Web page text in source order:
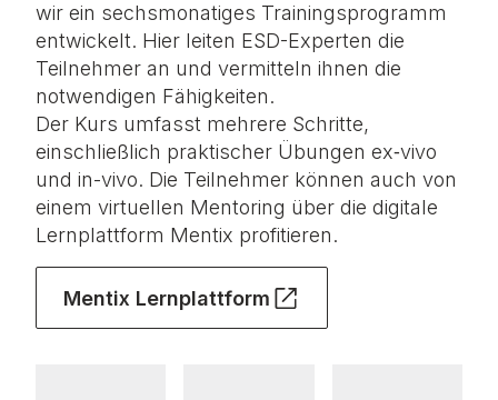
wir ein sechsmonatiges Trainingsprogramm
entwickelt. Hier leiten ESD-Experten die
Teilnehmer an und vermitteln ihnen die
notwendigen Fähigkeiten.
Der Kurs umfasst mehrere Schritte,
einschließlich praktischer Übungen ex‑vivo
und in-vivo. Die Teilnehmer können auch von
einem virtuellen Mentoring über die digitale
Lernplattform Mentix profitieren.
Mentix Lernplattform